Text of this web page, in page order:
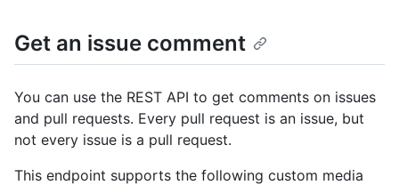
Get an issue comment
You can use the REST API to get comments on issues
and pull requests. Every pull request is an issue, but
not every issue is a pull request.
This endpoint supports the following custom media